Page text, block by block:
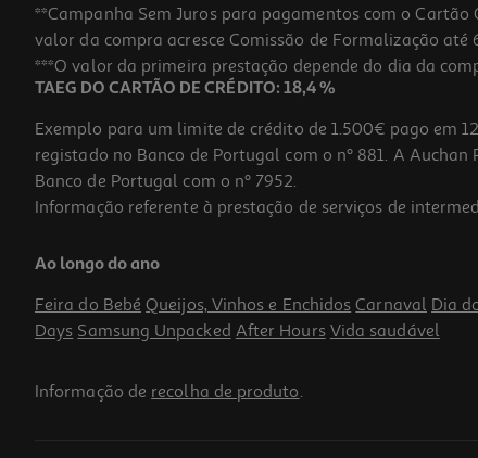
**Campanha Sem Juros para pagamentos com o
valor da compra acresce Comissão de Formalização
***O valor da primeira prestação depende do dia da
TAEG DO CARTÃO DE CRÉDITO: 18,4 %
Exemplo para um limite de crédito de 1.500€ pago em
registado no Banco de Portugal com o nº 881. A
Banco de Portugal com o nº 7952.
Informação referente à prestação de serviços de
Ao longo do ano
Feira do Bebé Queijos, Vinhos e Enchidos Carnaval Dia
Days Samsung Unpacked After Hours Vida saudável
Informação de recolha de produto.